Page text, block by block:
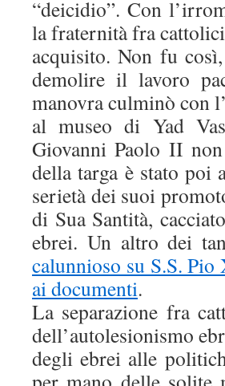
“deicidio”. Con
la fraternità fra
acquisito. Non fu
demolire il lavoro
manovra culminò con
al museo di Yad
Giovanni Paolo II
della targa è stato poi
serietà dei suoi
di Sua Santità,
ebrei. Un altro dei
calunnioso su S.S.
ai documenti.
La separazione fra
dell’autolesionismo
degli ebrei alle